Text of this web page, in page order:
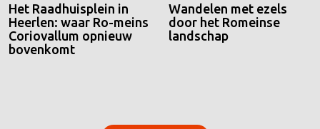
Het Raadhuisplein in
Heerlen: waar Ro-meins
Coriovallum opnieuw
bovenkomt
Wandelen met ezels
door het Romeinse
landschap